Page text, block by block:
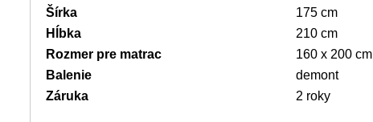
Šírka
175 cm
Hĺbka
210 cm
Rozmer pre matrac
160 x 200 cm
Balenie
demont
Záruka
2 roky